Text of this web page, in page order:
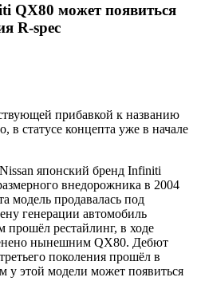
QX80 может появиться
R-spec
прибавкой к названию
в статусе концепта уже в начале
японский бренд Infiniti
внедорожника в 2004
модель продавалась под
генерации автомобиль
рестайлинг, в ходе
нынешним QX80. Дебют
поколения прошёл в
у этой модели может появиться